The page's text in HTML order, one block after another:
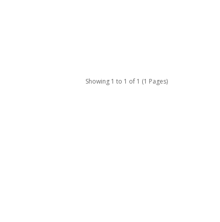
Showing 1 to 1 of 1 (1 Pages)